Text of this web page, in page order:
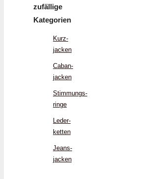
zufällige
Kategorien
Kurz­
jacken
Caban­
jacken
Stimmungs­
ringe
Leder­
ketten
Jeans­
jacken